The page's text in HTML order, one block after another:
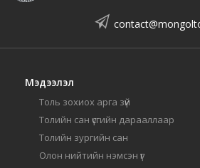
Мэдээлэл
Толь зохиох арга зүй
Толийн сан үсгийн дарааллаар
Толийн зургийн сан
Олон нийтийн нэмсэн үг